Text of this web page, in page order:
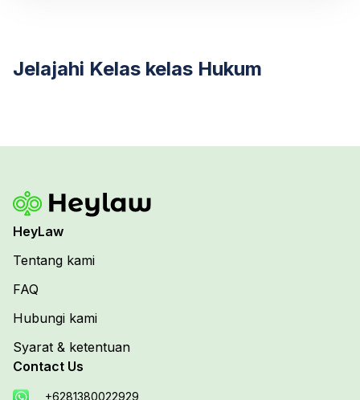
Jelajahi Kelas kelas Hukum
HeyLaw
Tentang kami
FAQ
Hubungi kami
Syarat & ketentuan
Contact Us
+6281380022929